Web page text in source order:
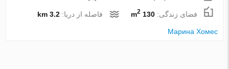
فضای زندگی:130 m
2 فاصله از دریا:3.2 km
Марина Хомес